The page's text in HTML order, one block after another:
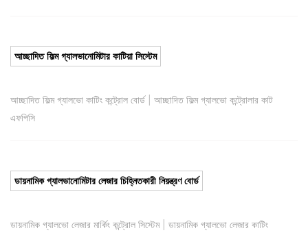
আচ্ছাদিত ফিল্ম গ্যালভানোমিটার কাটিয়া সিস্টেম
আচ্ছাদিত ফিল্ম গ্যালভো কাটিং কন্ট্রোল বোর্ড| আচ্ছাদিত ফিল্ম গ্যালভো কন্ট্রোলার কাট
এফপিসি
ডায়নামিক গ্যালভানোমিটার লেজার চিহ্নিতকারী নিয়ন্ত্রণ বোর্ড
ডায়নামিক গ্যালভো লেজার মার্কিং কন্ট্রোল সিস্টেম| ডায়নামিক গ্যালভো লেজার কাটিং